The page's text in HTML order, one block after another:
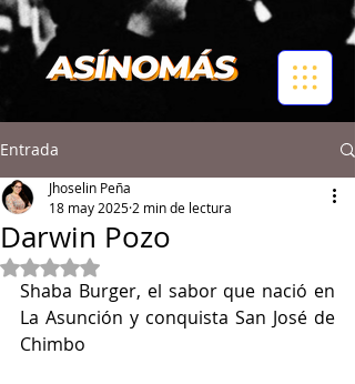
Entrada
Darwin Pozo
Jhoselin Peña
18 may 2025 2 min de lectura
Obtuvo NaN de 5 estrellas.
Shaba Burger, el sabor que nació en
La Asunción y conquista San José de
Chimbo